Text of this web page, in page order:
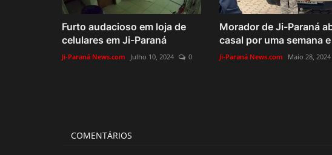
Furto audacioso em loja de
celulares em Ji-Paraná
Ji-Paraná News.com Julho 10, 2024 0
Morador de Ji-Paraná
casal por uma semana
Ji-Paraná News.com Maio 28, 2024
COMENTÁRIOS